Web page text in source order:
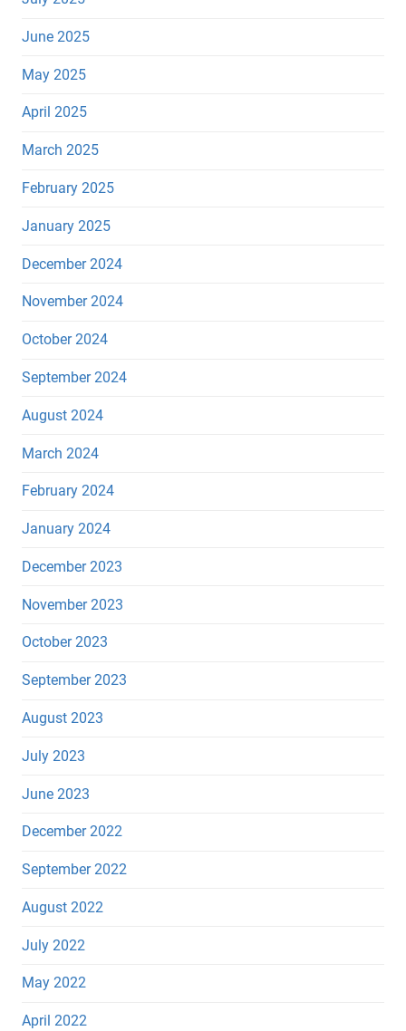
June 2025
May 2025
April 2025
March 2025
February 2025
January 2025
December 2024
November 2024
October 2024
September 2024
August 2024
March 2024
February 2024
January 2024
December 2023
November 2023
October 2023
September 2023
August 2023
July 2023
June 2023
December 2022
September 2022
August 2022
July 2022
May 2022
April 2022